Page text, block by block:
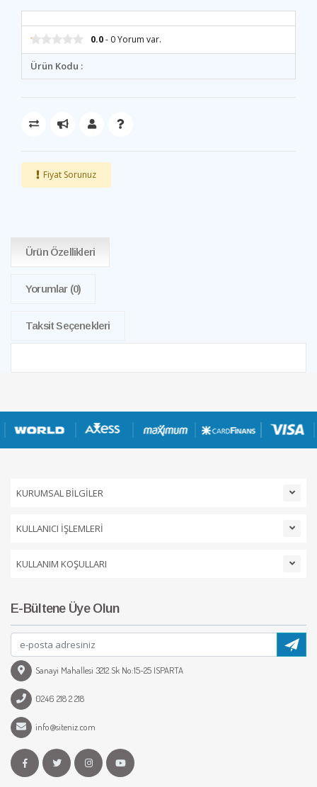
0.0- 0 Yorum var.
Ürün Kodu :
Fiyat Sorunuz
Ürün Özellikleri
Yorumlar (0)
Taksit Seçenekleri
KURUMSAL BİLGİLER
KULLANICI İŞLEMLERİ
KULLANIM KOŞULLARI
E-Bültene Üye Olun
Sanayi Mahallesi 3212 Sk No:15-25 ISPARTA
0246 218 2 218
info@siteniz.com